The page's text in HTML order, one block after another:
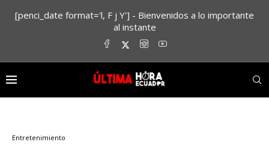
[penci_date format='l, F j Y'] - Bienvenidos a lo importante
al instante
Entretenimiento